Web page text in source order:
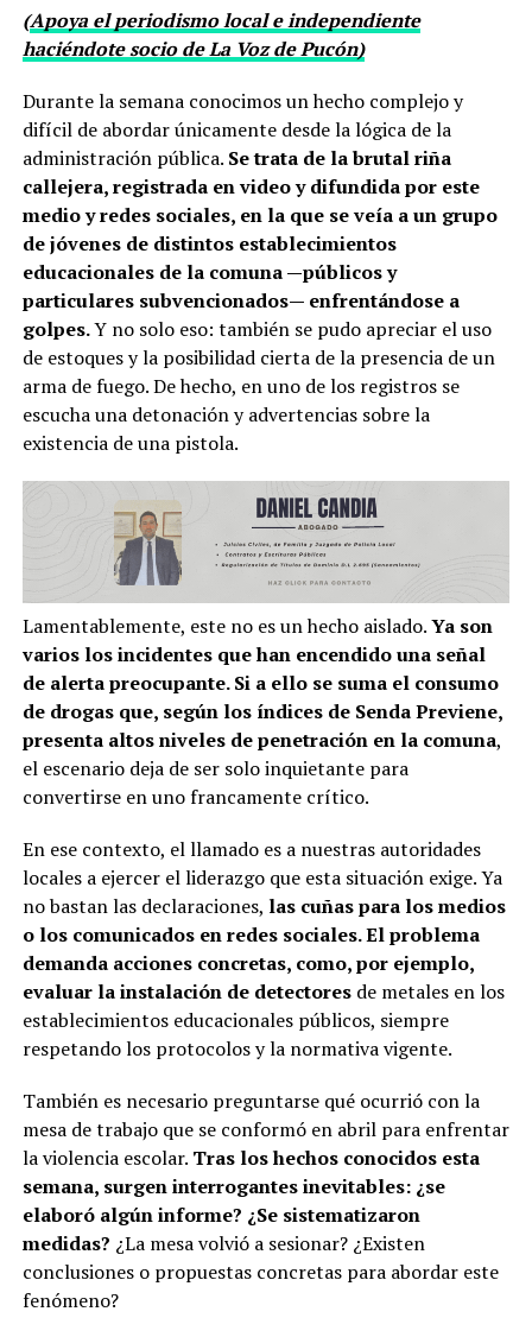
(Apoya el periodismo local e independiente
haciéndote socio de La Voz de Pucón)
Durante la semana conocimos un hecho complejo y
difícil de abordar únicamente desde la lógica de la
administración pública. Se trata de la brutal riña
callejera, registrada en video y difundida por este
medio y redes sociales, en la que se veía a un grupo
de jóvenes de distintos establecimientos
educacionales de la comuna —públicos y
particulares subvencionados— enfrentándose a
golpes.Y no solo eso: también se pudo apreciar el uso
de estoques y la posibilidad cierta de la presencia de un
arma de fuego. De hecho, en uno de los registros se
escucha una detonación y advertencias sobre la
existencia de una pistola.
Lamentablemente, este no es un hecho aislado.Ya son
varios los incidentes que han encendido una señal
de alerta preocupante. Si a ello se suma el consumo
de drogas que, según los índices de Senda Previene,
presenta altos niveles de penetración en la comuna,
el escenario deja de ser solo inquietante para
convertirse en uno francamente crítico.
En ese contexto, el llamado es a nuestras autoridades
locales a ejercer el liderazgo que esta situación exige. Ya
no bastan las declaraciones, las cuñas para los medios
o los comunicados en redes sociales. El problema
demanda acciones concretas, como, por ejemplo,
evaluar la instalación de detectoresde metales en los
establecimientos educacionales públicos, siempre
respetando los protocolos y la normativa vigente.
También es necesario preguntarse qué ocurrió con la
mesa de trabajo que se conformó en abril para enfrentar
la violencia escolar. Tras los hechos conocidos esta
semana, surgen interrogantes inevitables: ¿se
elaboró algún informe? ¿Se sistematizaron
medidas? ¿La mesa volvió a sesionar? ¿Existen
conclusiones o propuestas concretas para abordar este
fenómeno?